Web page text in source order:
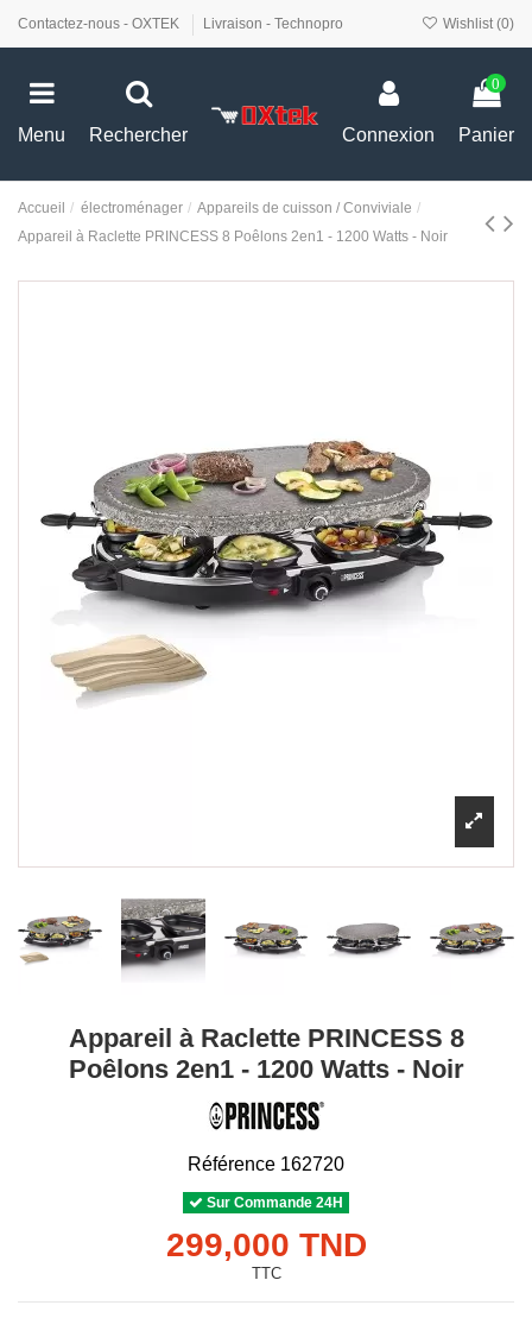
Contactez-nous - OXTEK Livraison - Technopro Wishlist (0)
Menu Rechercher Connexion
0
Panier
Accueil électroménager
Appareils de cuisson / Conviviale
Appareil à Raclette PRINCESS 8 Poêlons 2en1 - 1200 Watts - Noir
Appareil à Raclette PRINCESS 8
Poêlons 2en1 - 1200 Watts - Noir
Référence 162720
Sur Commande 24H
299,000 TND
TTC